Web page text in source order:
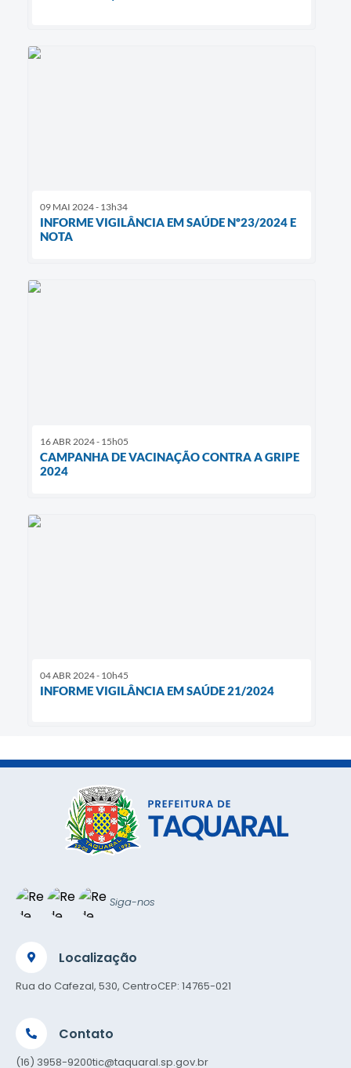
09 MAI 2024 - 13h34
INFORME VIGILÂNCIA EM SAÚDE Nº23/2024 E
NOTA
16 ABR 2024 - 15h05
CAMPANHA DE VACINAÇÃO CONTRA A GRIPE
2024
04 ABR 2024 - 10h45
INFORME VIGILÂNCIA EM SAÚDE 21/2024
Siga-nos
Localização
Rua do Cafezal, 530, CentroCEP: 14765-021
Contato
(16) 3958-9200tic@taquaral.sp.gov.br